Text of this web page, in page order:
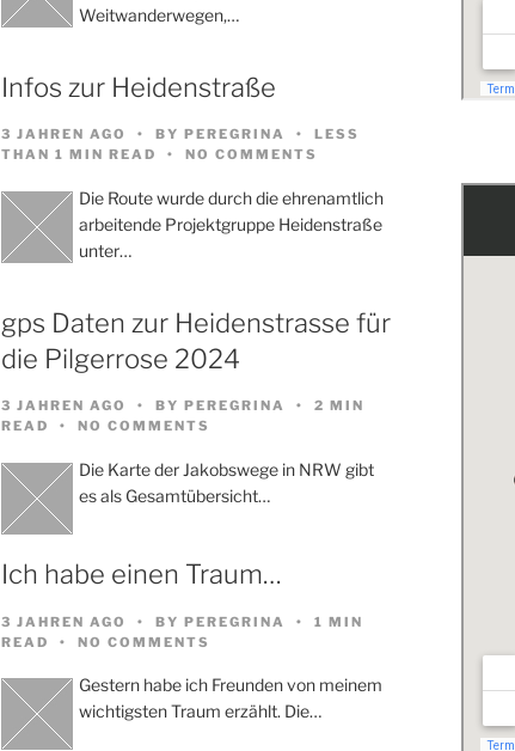
Weitwanderwegen,…
Infos zur Heidenstraße
3 JAHREN AGO BY PEREGRINA
LESS
THAN 1 MIN READ
NO COMMENTS
Die Route wurde durch die ehrenamtlich
arbeitende Projektgruppe Heidenstraße
unter…
gps Daten zur Heidenstrasse für
die Pilgerrose 2024
3 JAHREN AGO BY PEREGRINA
2 MIN
READ
NO COMMENTS
Die Karte der Jakobswege in NRW gibt
es als Gesamtübersicht…
Ich habe einen Traum…
3 JAHREN AGO BY PEREGRINA
1 MIN
READ
NO COMMENTS
Gestern habe ich Freunden von meinem
wichtigsten Traum erzählt. Die…